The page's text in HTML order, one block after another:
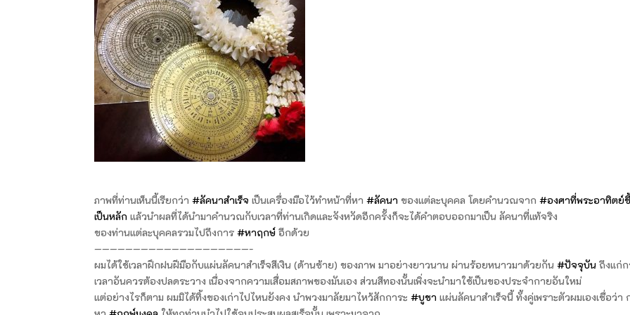
ภาพที่ท่านเห็นนี้เรียกว่า#ลัคนาสำเร็จ เป็นเครื่องมือไว้ทำหน้าที่หา#ลัคนา ของแต่ละบุคคล โดยคำนวณจาก#องศาที่พระอาทิตย์
เป็นหลัก แล้วนำผลที่ได้นำมาคำนวณกับเวลาที่ท่านเกิดและจังหวัดอีกครั้งก็จะได้คำตอบออกมาเป็น ลัคนาที่แท้จริง
ของท่านแต่ละบุคคลรวมไปถึงการ#หาฤกษ์ อีกด้วย
————————————————————-
ผมได้ใช้เวลาฝึกฝนฝีมือกับแผ่นลัคนาสำเร็จสีเงิน (ด้านซ้าย) ของภาพ มาอย่างยาวนาน ผ่านร้อยหนาวมาด้วยกัน#ปัจจุบัน ถึงแก่ก
เวลาอันควรต้องปลดระวาง เนื่องจากความเสื่อมสภาพของมันเอง ส่วนสีทองนั้นเพิ่งจะนำมาใช้เป็นของประจำกายอันใหม่
แต่อย่างไรก็ตาม ผมมิได้ทิ้งของเก่าไปไหนยังคง นำพวงมาลัยมาไหว้สักการะ#บูชา แผ่นลัคนาสำเร็จนี้ ทั้งคู่เพราะตัวผมเองเชื่อว่า